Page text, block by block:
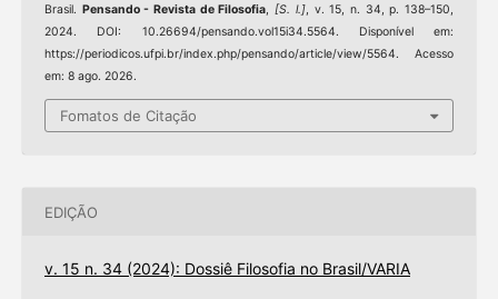
Brasil. Pensando - Revista de Filosofia,[S. l.], v. 15, n. 34, p. 138–150,
2024. DOI: 10.26694/pensando.vol15i34.5564. Disponível em:
https://periodicos.ufpi.br/index.php/pensando/article/view/5564. Acesso
em: 8 ago. 2026.
Fomatos de Citação
EDIÇÃO
v. 15 n. 34 (2024): Dossiê Filosofia no Brasil/VARIA